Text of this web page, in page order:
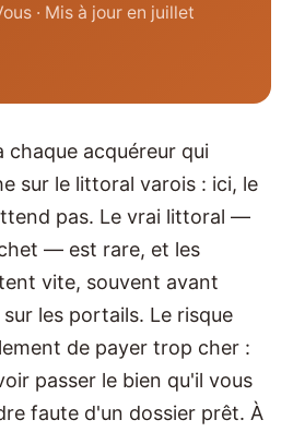
· Mis à jour en juillet
chaque acquéreur qui
sur le littoral varois : ici, le
pas. Le vrai littoral —
— est rare, et les
vite, souvent avant
les portails. Le risque
de payer trop cher :
passer le bien qu'il vous
faute d'un dossier prêt. À